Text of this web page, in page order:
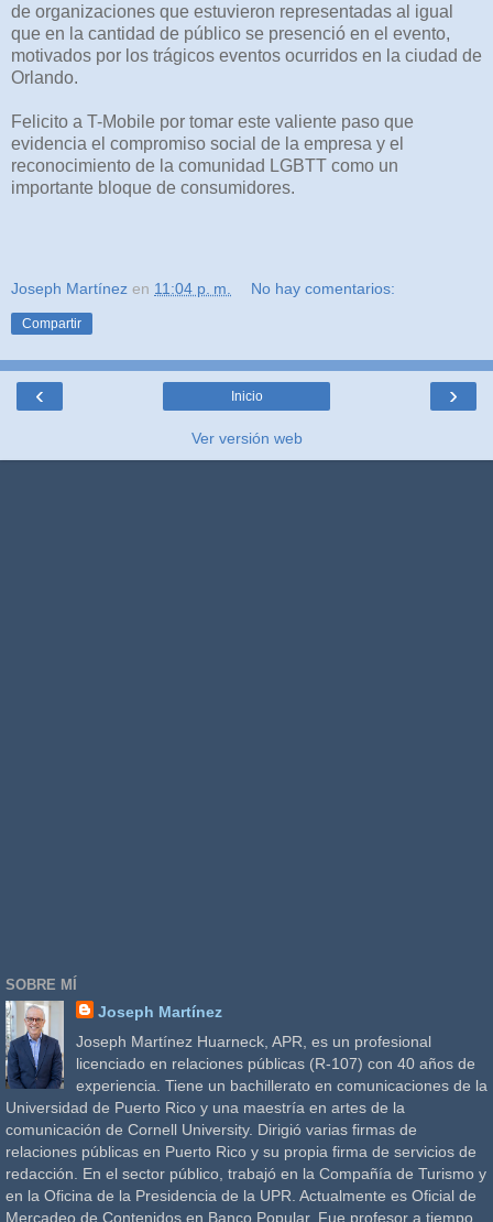
de organizaciones que estuvieron representadas al igual
que en la cantidad de público se presenció en el evento,
motivados por los trágicos eventos ocurridos en la ciudad de
Orlando.
Felicito a T-Mobile por tomar este valiente paso que
evidencia el compromiso social de la empresa y el
reconocimiento de la comunidad LGBTT como un
importante bloque de consumidores.
Joseph Martínez en 11:04 p. m. No hay comentarios:
Compartir
‹ ›
Inicio
Ver versión web
SOBRE MÍ
Joseph Martínez
Joseph Martínez Huarneck, APR, es un profesional
licenciado en relaciones públicas (R-107) con 40 años de
experiencia. Tiene un bachillerato en comunicaciones de la
Universidad de Puerto Rico y una maestría en artes de la
comunicación de Cornell University. Dirigió varias firmas de
relaciones públicas en Puerto Rico y su propia firma de servicios de
redacción. En el sector público, trabajó en la Compañía de Turismo y
en la Oficina de la Presidencia de la UPR. Actualmente es Oficial de
Mercadeo de Contenidos en Banco Popular. Fue profesor a tiempo